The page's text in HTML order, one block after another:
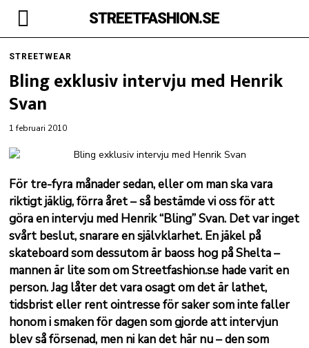
STREETFASHION.SE
STREETWEAR
Bling exklusiv intervju med Henrik
Svan
1 februari 2010
För tre-fyra månader sedan, eller om man ska vara
riktigt jäklig, förra året – så bestämde vi oss för att
göra en intervju med Henrik “Bling” Svan. Det var inget
svårt beslut, snarare en självklarhet. En jäkel på
skateboard som dessutom är baoss hog på Shelta –
mannen är lite som om Streetfashion.se hade varit en
person. Jag låter det vara osagt om det är lathet,
tidsbrist eller rent ointresse för saker som inte faller
honom i smaken för dagen som gjorde att intervjun
blev så försenad, men ni kan det här nu – den som